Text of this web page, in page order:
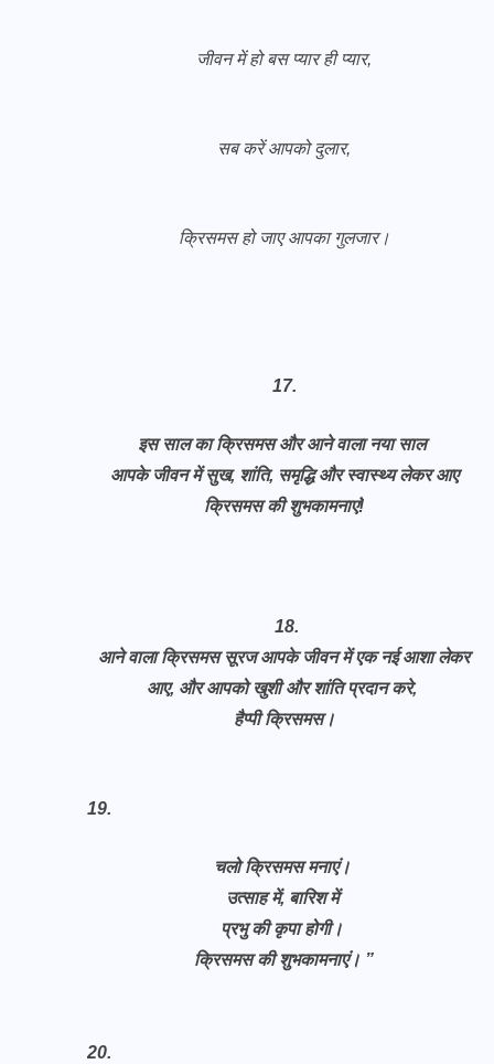
जीवन में हो बस प्यार ही प्यार,
सब करें आपको दुलार,
क्रिसमस हो जाए आपका गुलजार।
17.
इस साल का क्रिसमस और आने वाला नया साल
आपके जीवन में सुख, शांति, समृद्धि और स्वास्थ्य लेकर आए
क्रिसमस की शुभकामनाएं!
18.
आने वाला क्रिसमस सूरज आपके जीवन में एक नई आशा लेकर
आए, और आपको खुशी और शांति प्रदान करे,
हैप्पी क्रिसमस।
19.
चलो क्रिसमस मनाएं।
उत्साह में, बारिश में
प्रभु की कृपा होगी।
क्रिसमस की शुभकामनाएं। ”
20.